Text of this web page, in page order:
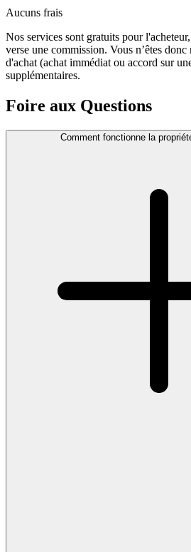
Aucuns frais
Nos services sont gratuits pour
verse une commission. Vous n’êtes
d'achat (achat immédiat ou accord sur
supplémentaires.
Foire aux Questions
Comment fonctionne la